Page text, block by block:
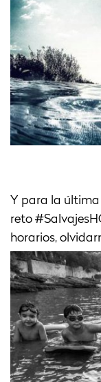
Y para la última
reto
horarios,